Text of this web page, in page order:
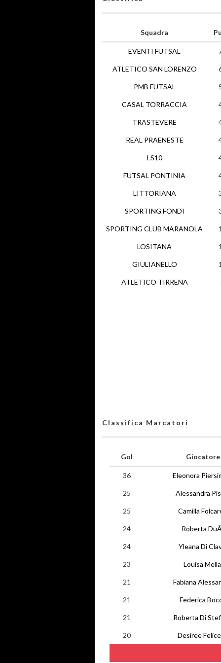
Squadra
EVENTI FUTSAL
ATLETICO SAN LORENZO
PMB FUTSAL
CASAL TORRACCIA
TRASTEVERE
REAL PRAENESTE
LS10
FUTSAL PONTINIA
LITTORIANA
SPORTING FONDI
SPORTING CLUB MARANOLA
LOSITANA
GIULIANELLO
ATLETICO TIRRENA
Classifica Marcatori
Gol Giocatore
36 Eleonora
25 Alessandra
25 Camilla
24 Roberta
24 Yleana Di
23 Louisa
21 Fabiana
21 Federica
21 Roberta Di
20 Desiree